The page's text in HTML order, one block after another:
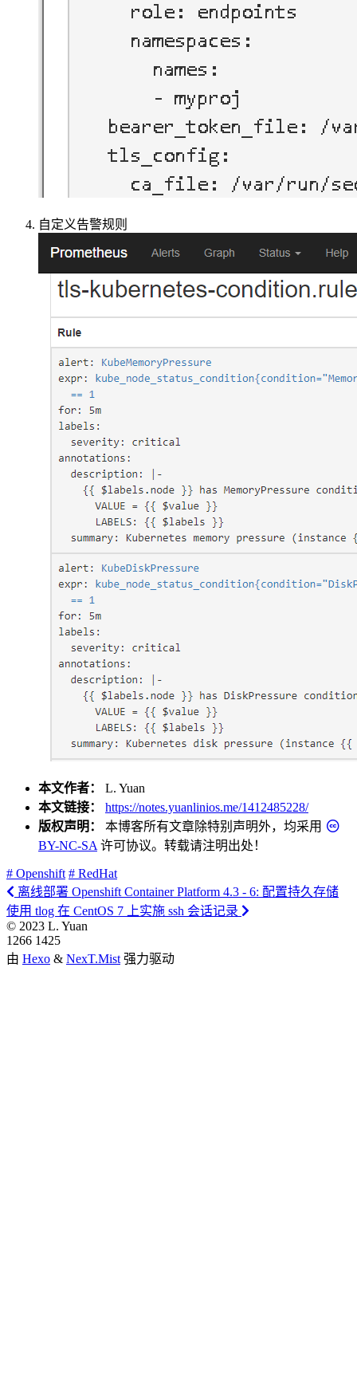
自定义告警规则
本文作者： L. Yuan
本文链接：
https://notes.yuanlinios.me/1412485228/
版权声明： 本博客所有文章除特别声明外，均采用
BY-NC-SA 许可协议。转载请注明出处！
# Openshift # RedHat
离线部署 Openshift Container Platform 4.3 - 6: 配置持久存储
使用 tlog 在 CentOS 7 上实施 ssh 会话记录
© 2023 L. Yuan
1266 1425
由 Hexo & NexT.Mist 强力驱动